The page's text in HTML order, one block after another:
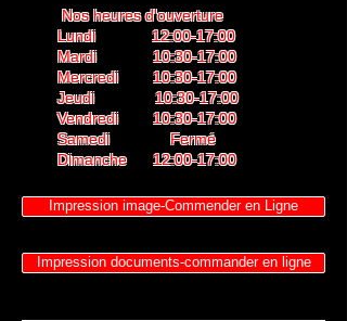
Nos heures d'ouverture
Lundi 12:00-17:00
Mardi 10:30-17:00
Mercredi 10:30-17:00
Jeudi 10:30-17:00
Vendredi 10:30-17:00
Samedi Fermé
Dimanche 12:00-17:00
Impression image-Commender en Ligne
Impression documents-commander en ligne